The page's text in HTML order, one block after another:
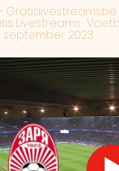
Livestreams ·
2023 ...